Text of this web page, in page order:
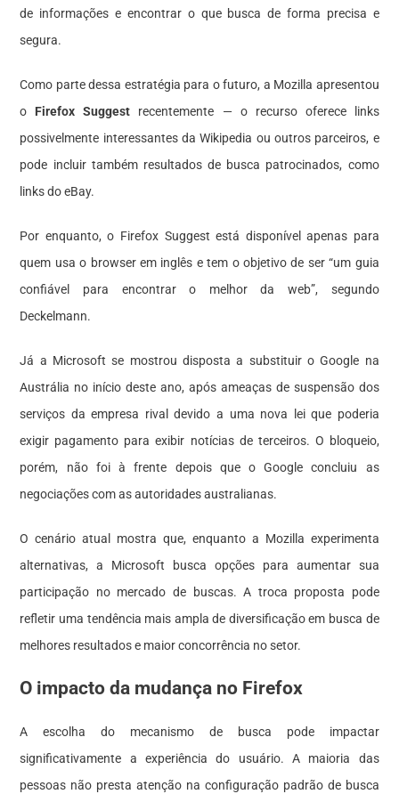
de informações e encontrar o que busca de forma precisa e
segura.
Como parte dessa estratégia para o futuro, a Mozilla apresentou
o Firefox Suggest recentemente — o recurso oferece links
possivelmente interessantes da Wikipedia ou outros parceiros, e
pode incluir também resultados de busca patrocinados, como
links do eBay.
Por enquanto, o Firefox Suggest está disponível apenas para
quem usa o browser em inglês e tem o objetivo de ser “um guia
confiável para encontrar o melhor da web”, segundo
Deckelmann.
Já a Microsoft se mostrou disposta a substituir o Google na
Austrália no início deste ano, após ameaças de suspensão dos
serviços da empresa rival devido a uma nova lei que poderia
exigir pagamento para exibir notícias de terceiros. O bloqueio,
porém, não foi à frente depois que o Google concluiu as
negociações com as autoridades australianas.
O cenário atual mostra que, enquanto a Mozilla experimenta
alternativas, a Microsoft busca opções para aumentar sua
participação no mercado de buscas. A troca proposta pode
refletir uma tendência mais ampla de diversificação em busca de
melhores resultados e maior concorrência no setor.
O impacto da mudança no Firefox
A escolha do mecanismo de busca pode impactar
significativamente a experiência do usuário. A maioria das
pessoas não presta atenção na configuração padrão de busca